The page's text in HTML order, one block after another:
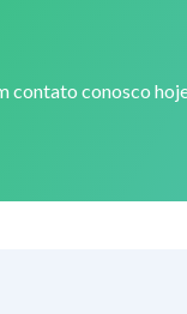
contato conosco